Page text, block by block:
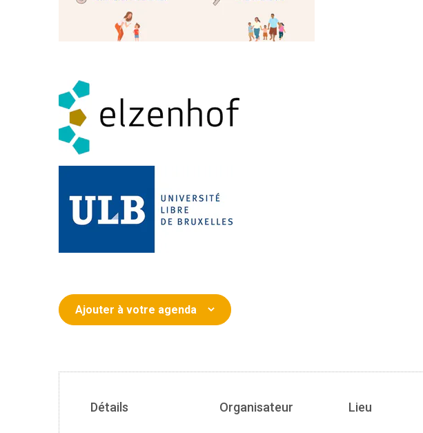
Ajouter à votre agenda
Détails Organisateur Lieu